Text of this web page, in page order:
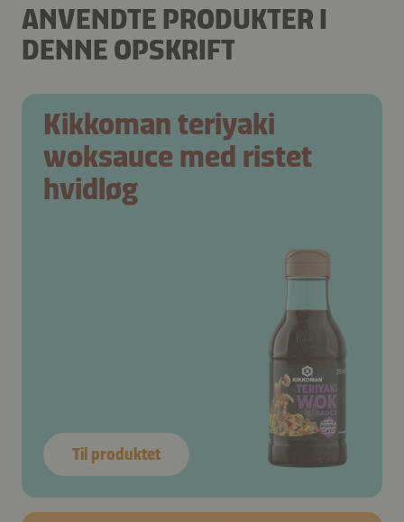
ANVENDTE PRODUKTER I
DENNE OPSKRIFT
Kikkoman teriyaki
woksauce med ristet
hvidløg
Til produktet